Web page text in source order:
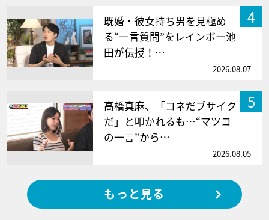
4
既婚・彼女持ち男を見極め
る“一言質問”をレインボー池
田が伝授！…
2026.08.07
5
高橋真麻、「コネだブサイク
だ」と叩かれるも…“マツコ
の一言”から…
2026.08.05
もっと見る